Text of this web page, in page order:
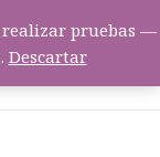
MENÚ
realizar pruebas —
Descartar